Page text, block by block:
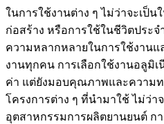
ในการใช้งานต่าง ๆ ไม่ว่าจะเป็
ก่อสร้าง หรือการใช้ในชีวิตประจ
ความหลากหลายในการใช้งาน
งานทุกคน การเลือกใช้งานอลูมิ
ค่า แต่ยังมอบคุณภาพและความ
โครงการต่าง ๆ ที่นำมาใช้ ไม่ว่า
อุตสาหกรรมการผลิตยานยนต์ ก